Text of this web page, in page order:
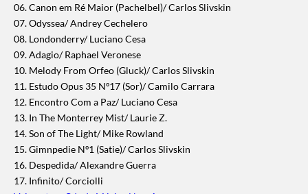
06. Canon em Ré Maior (Pachelbel)/ Carlos Slivskin
07. Odyssea/ Andrey Cechelero
08. Londonderry/ Luciano Cesa
09. Adagio/ Raphael Veronese
10. Melody From Orfeo (Gluck)/ Carlos Slivskin
11. Estudo Opus 35 Nº17 (Sor)/ Camilo Carrara
12. Encontro Com a Paz/ Luciano Cesa
13. In The Monterrey Mist/ Laurie Z.
14. Son of The Light/ Mike Rowland
15. Gimnpedie Nº1 (Satie)/ Carlos Slivskin
16. Despedida/ Alexandre Guerra
17. Infinito/ Corciolli